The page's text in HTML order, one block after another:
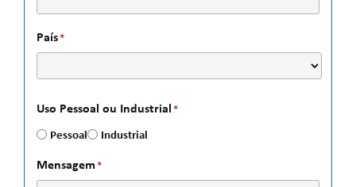
País*
Uso Pessoal ou Industrial *
Pessoal Industrial
Mensagem *